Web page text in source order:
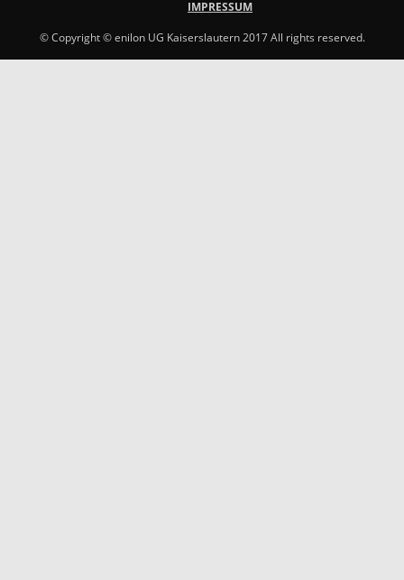
IMPRESSUM
© Copyright © enilon UG Kaiserslautern 2017 All rights reserved.